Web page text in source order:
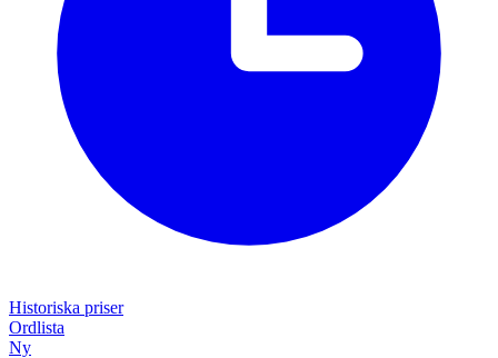
Historiska priser
Ordlista
Ny